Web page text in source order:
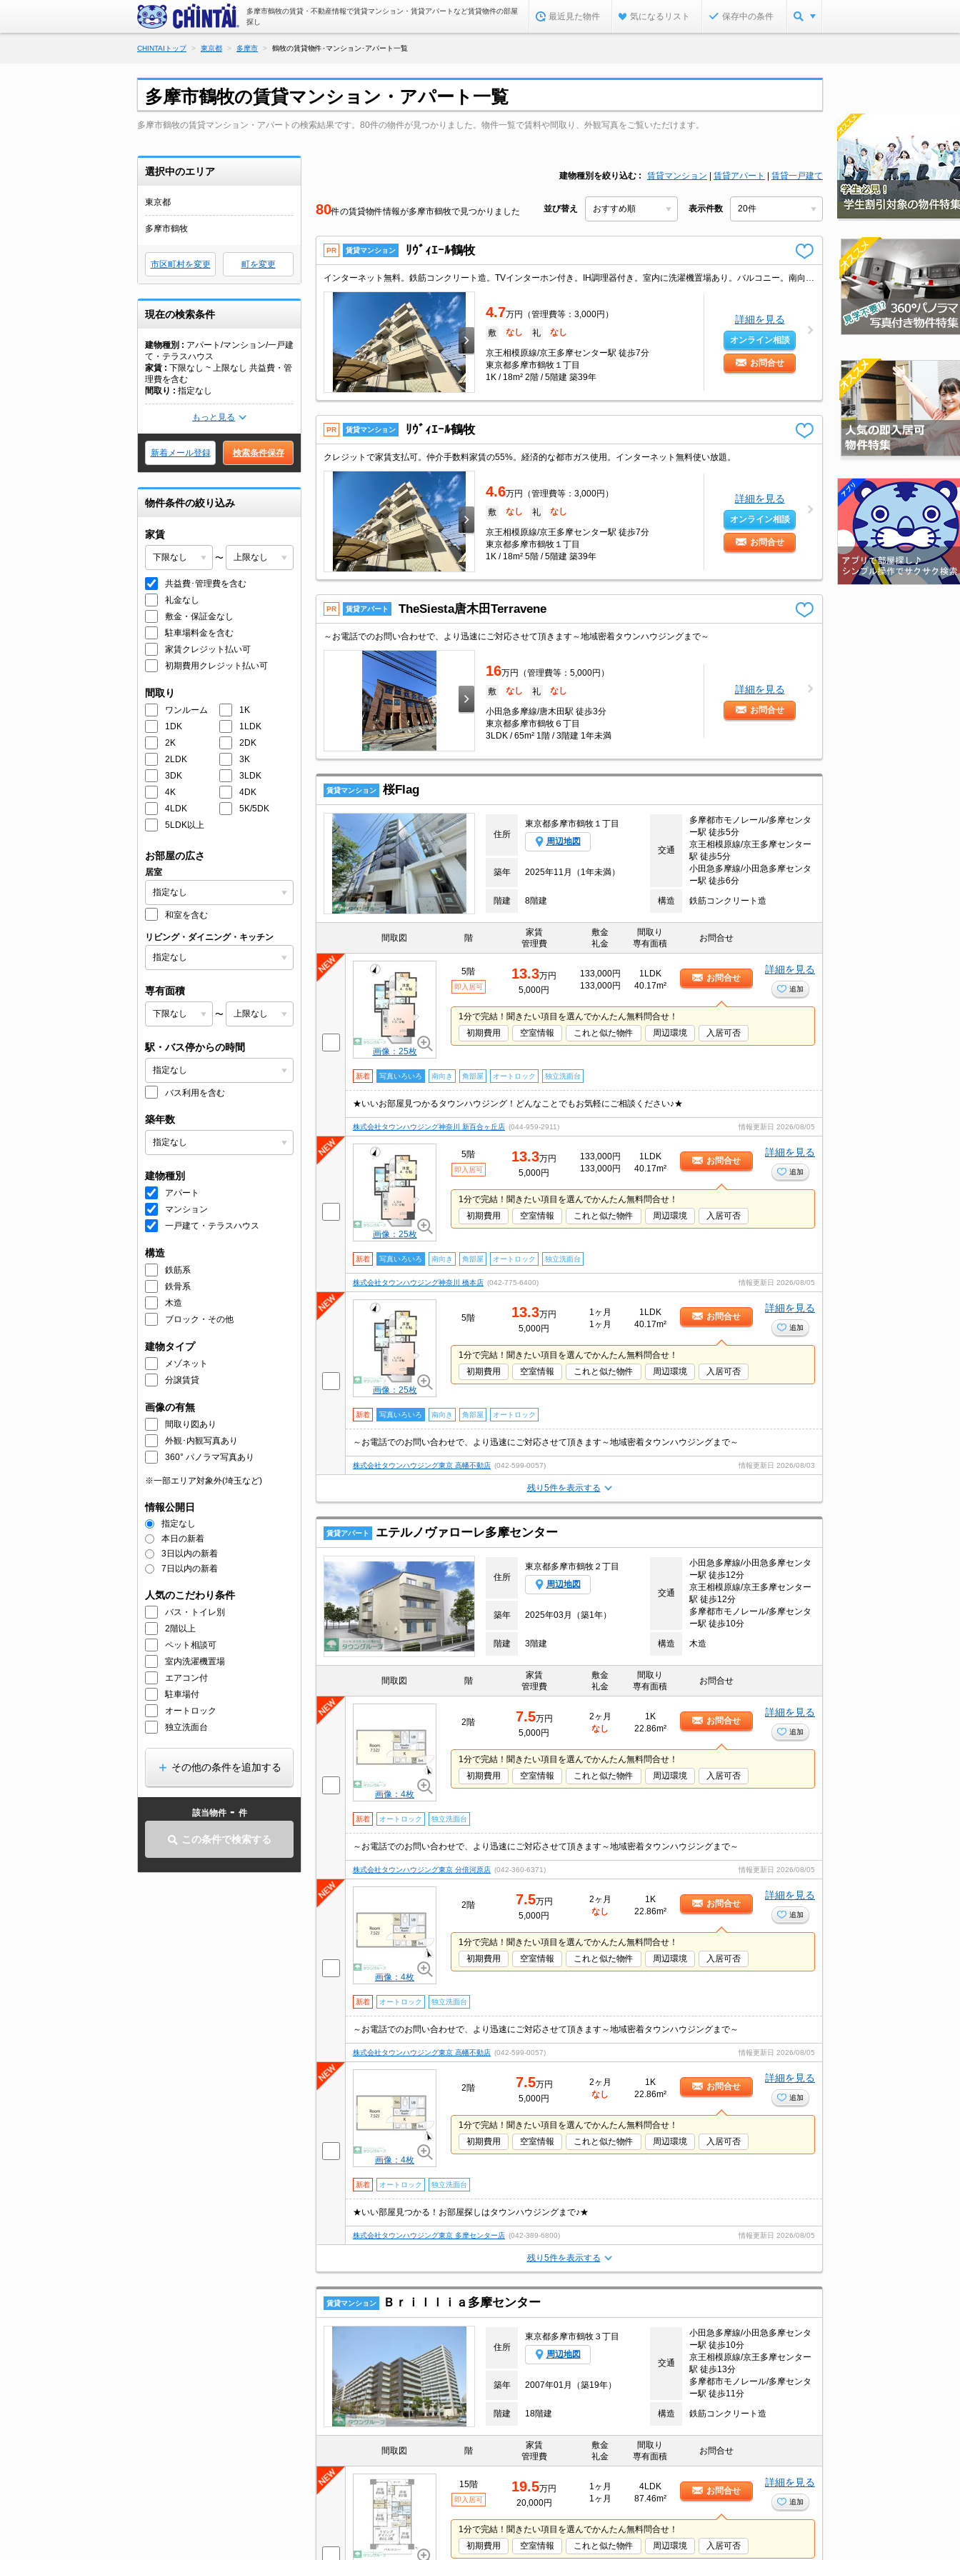
多摩市鶴牧の賃貸・不動産情報で賃貸マンション・賃貸アパートなど賃貸物件の部屋
探し
最近見た物件 気になるリスト 保存中の条件
CHINTAIトップ 東京都 多摩市 鶴牧の賃貸物件･マンション･アパート一覧
多摩市鶴牧の賃貸マンション・アパート一覧
多摩市鶴牧の賃貸マンション・アパートの検索結果です。80件の物件が見つかりました。物件一覧で賃料や間取り、外観写真をご覧いただけます。
選択中のエリア
東京都
多摩市鶴牧
市区町村を変更 町を変更
現在の検索条件
建物種別
アパート/マンション/一戸建
て・テラスハウス
家賃
下限なし ~ 上限なし 共益費・管
理費を含む
間取り
指定なし
もっと見る
新着メール登録 検索条件保存
物件条件の絞り込み
家賃
〜
共益費･管理費を含む
礼金なし
敷金・保証金なし
駐車場料金を含む
家賃クレジット払い可
初期費用クレジット払い可
間取り
ワンルーム
1K
1DK
1LDK
2K
2DK
2LDK
3K
3DK
3LDK
4K
4DK
4LDK
5K/5DK
5LDK以上
お部屋の広さ
居室
和室を含む
リビング・ダイニング・キッチン
専有面積
〜
駅・バス停からの時間
バス利用を含む
築年数
建物種別
アパート
マンション
一戸建て・テラスハウス
構造
鉄筋系
鉄骨系
木造
ブロック・その他
建物タイプ
メゾネット
分譲賃貸
画像の有無
間取り図あり
外観･内観写真あり
360° パノラマ写真あり
※一部エリア対象外(埼玉など)
情報公開日
指定なし
本日の新着
3日以内の新着
7日以内の新着
人気のこだわり条件
バス・トイレ別
2階以上
ペット相談可
室内洗濯機置場
エアコン付
駐車場付
オートロック
独立洗面台
その他の条件を追加する
該当物件 - 件
この条件で検索する
建物種別を絞り込む 賃貸マンション 賃貸アパート 賃貸一戸建て
80件の賃貸物件情報が多摩市鶴牧で見つかりました 並び替え 表示件数
PR 賃貸マンション ﾘｳﾞｨｴｰﾙ鶴牧
4.7万円（管理費等：3,000円）
敷 なし 礼 なし
京王相模原線/京王多摩センター駅 徒歩7分
東京都多摩市鶴牧１丁目
1K / 18m² 2階 / 5階建 築39年
詳細を見る
オンライン相談
お問合せ
PR 賃貸マンション ﾘｳﾞｨｴｰﾙ鶴牧
クレジットで家賃支払可。仲介手数料家賃の55%。経済的な都市ガス使用。インターネット無料使い放題。
4.6万円（管理費等：3,000円）
敷 なし 礼 なし
京王相模原線/京王多摩センター駅 徒歩7分
東京都多摩市鶴牧１丁目
1K / 18m² 5階 / 5階建 築39年
詳細を見る
オンライン相談
お問合せ
PR 賃貸アパート TheSiesta唐木田Terravene
～お電話でのお問い合わせで、より迅速にご対応させて頂きます～地域密着タウンハウジングまで～
16万円（管理費等：5,000円）
敷 なし 礼 なし
小田急多摩線/唐木田駅 徒歩3分
東京都多摩市鶴牧６丁目
3LDK / 65m² 1階 / 3階建 1年未満
詳細を見る
お問合せ
賃貸マンション 桜Flag
住所
東京都多摩市鶴牧１丁目
周辺地図
交通
多摩都市モノレール/多摩センタ
ー駅 徒歩5分
京王相模原線/京王多摩センター
駅 徒歩5分
小田急多摩線/小田急多摩センタ
ー駅 徒歩6分
築年 2025年11月（1年未満）
階建 8階建 構造 鉄筋コンクリート造
間取図 階
家賃
管理費
敷金
礼金
間取り
専有面積
お問合せ
画像：25枚
5階
即入居可
13.3万円
5,000円
133,000円
133,000円
1LDK
40.17m²
お問合せ
詳細を見る
追加
1分で完結！聞きたい項目を選んでかんたん無料問合せ！
初期費用
空室情報 これと似た物件 周辺環境 入居可否
新着 写真いろいろ 南向き 角部屋 オートロック 独立洗面台
★いいお部屋見つかるタウンハウジング！どんなことでもお気軽にご相談ください♪★
株式会社タウンハウジング神奈川 新百合ヶ丘店 (044-959-2911) 情報更新日 2026/08/05
画像：25枚
5階
即入居可
13.3万円
5,000円
133,000円
133,000円
1LDK
40.17m²
お問合せ
詳細を見る
追加
1分で完結！聞きたい項目を選んでかんたん無料問合せ！
初期費用
空室情報 これと似た物件 周辺環境 入居可否
新着 写真いろいろ 南向き 角部屋 オートロック 独立洗面台
株式会社タウンハウジング神奈川 橋本店 (042-775-6400) 情報更新日 2026/08/05
画像：25枚
5階 13.3万円
5,000円
1ヶ月
1ヶ月
1LDK
40.17m²
お問合せ
詳細を見る
追加
1分で完結！聞きたい項目を選んでかんたん無料問合せ！
初期費用
空室情報 これと似た物件 周辺環境 入居可否
新着 写真いろいろ 南向き 角部屋 オートロック
～お電話でのお問い合わせで、より迅速にご対応させて頂きます～地域密着タウンハウジングまで～
株式会社タウンハウジング東京 高幡不動店 (042-599-0057) 情報更新日 2026/08/03
残り5件を表示する
賃貸アパート エテルノヴァローレ多摩センター
住所
東京都多摩市鶴牧２丁目
周辺地図
交通
小田急多摩線/小田急多摩センタ
ー駅 徒歩12分
京王相模原線/京王多摩センター
駅 徒歩12分
多摩都市モノレール/多摩センタ
ー駅 徒歩10分
築年 2025年03月（築1年）
階建 3階建 構造 木造
間取図 階
家賃
管理費
敷金
礼金
間取り
専有面積
お問合せ
画像：4枚
2階 7.5万円
5,000円
2ヶ月
なし
1K
22.86m²
お問合せ
詳細を見る
追加
1分で完結！聞きたい項目を選んでかんたん無料問合せ！
初期費用
空室情報 これと似た物件 周辺環境 入居可否
新着 オートロック 独立洗面台
～お電話でのお問い合わせで、より迅速にご対応させて頂きます～地域密着タウンハウジングまで～
株式会社タウンハウジング東京 分倍河原店 (042-360-6371) 情報更新日 2026/08/05
画像：4枚
2階 7.5万円
5,000円
2ヶ月
なし
1K
22.86m²
お問合せ
詳細を見る
追加
1分で完結！聞きたい項目を選んでかんたん無料問合せ！
初期費用
空室情報 これと似た物件 周辺環境 入居可否
新着 オートロック 独立洗面台
～お電話でのお問い合わせで、より迅速にご対応させて頂きます～地域密着タウンハウジングまで～
株式会社タウンハウジング東京 高幡不動店 (042-599-0057) 情報更新日 2026/08/05
画像：4枚
2階 7.5万円
5,000円
2ヶ月
なし
1K
22.86m²
お問合せ
詳細を見る
追加
1分で完結！聞きたい項目を選んでかんたん無料問合せ！
初期費用
空室情報 これと似た物件 周辺環境 入居可否
新着 オートロック 独立洗面台
★いい部屋見つかる！お部屋探しはタウンハウジングまで♪★
株式会社タウンハウジング東京 多摩センター店 (042-389-6800) 情報更新日 2026/08/05
残り5件を表示する
賃貸マンション Ｂｒｉｌｌｉａ多摩センター
住所
東京都多摩市鶴牧３丁目
周辺地図
交通
小田急多摩線/小田急多摩センタ
ー駅 徒歩10分
京王相模原線/京王多摩センター
駅 徒歩13分
多摩都市モノレール/多摩センタ
ー駅 徒歩11分
築年 2007年01月（築19年）
階建 18階建 構造 鉄筋コンクリート造
間取図 階
家賃
管理費
敷金
礼金
間取り
専有面積
お問合せ
15階
即入居可
19.5万円
20,000円
1ヶ月
1ヶ月
4LDK
87.46m²
お問合せ
詳細を見る
追加
1分で完結！聞きたい項目を選んでかんたん無料問合せ！
初期費用
空室情報 これと似た物件 周辺環境 入居可否